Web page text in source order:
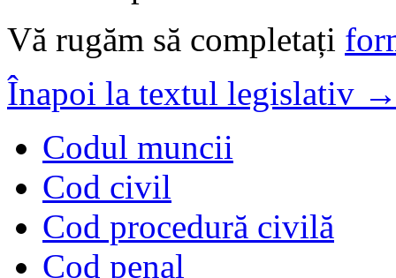
Vă rugăm să completați
Înapoi la textul legislativ
Codul muncii
Cod civil
Cod procedură civilă
Cod penal